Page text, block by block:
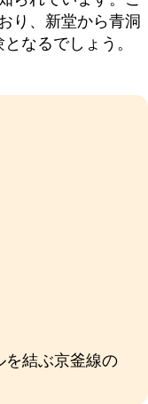
り、新堂から青洞
なるでしょう。
を結ぶ京釜線の